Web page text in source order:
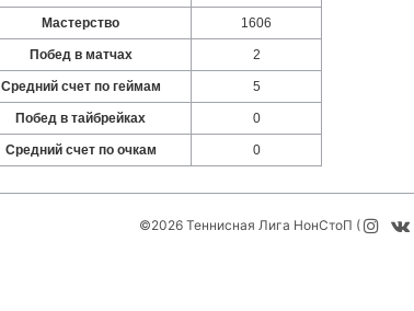
Мастерство 1606
Побед в матчах 2
Средний счет по геймам 5
Побед в тайбрейках 0
Средний счет по очкам 0
©2026 Теннисная Лига НонСтоП (